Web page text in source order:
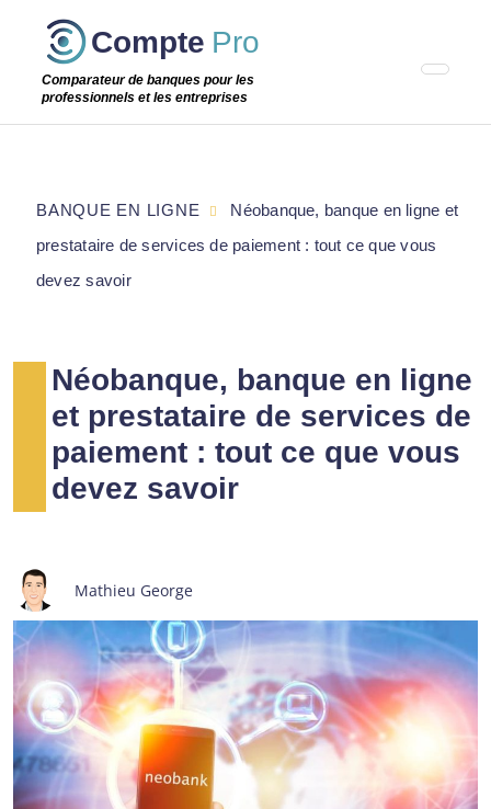
Passer
étape
Compte Pro
Comparateur de banques pour les
professionnels et les entreprises
Néobanque, banque en ligne
et prestataire de services de
paiement : tout ce que vous
devez savoir
Mathieu George
BANQUE EN LIGNE
Néobanque, banque en ligne et
prestataire de services de paiement : tout ce que vous
devez savoir